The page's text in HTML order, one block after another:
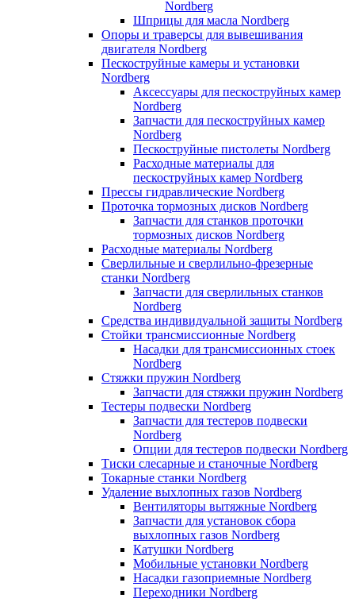
Nordberg
Шприцы для масла Nordberg
Опоры и траверсы для вывешивания
двигателя Nordberg
Пескоструйные камеры и установки
Nordberg
Аксессуары для пескоструйных камер
Nordberg
Запчасти для пескоструйных камер
Nordberg
Пескоструйные пистолеты Nordberg
Расходные материалы для
пескоструйных камер Nordberg
Прессы гидравлические Nordberg
Проточка тормозных дисков Nordberg
Запчасти для станков проточки
тормозных дисков Nordberg
Расходные материалы Nordberg
Сверлильные и сверлильно-фрезерные
станки Nordberg
Запчасти для сверлильных станков
Nordberg
Средства индивидуальной защиты Nordberg
Стойки трансмиссионные Nordberg
Насадки для трансмиссионных стоек
Nordberg
Стяжки пружин Nordberg
Запчасти для стяжки пружин Nordberg
Тестеры подвески Nordberg
Запчасти для тестеров подвески
Nordberg
Опции для тестеров подвески Nordberg
Тиски слесарные и станочные Nordberg
Токарные станки Nordberg
Удаление выхлопных газов Nordberg
Вентиляторы вытяжные Nordberg
Запчасти для установок сбора
выхлопных газов Nordberg
Катушки Nordberg
Мобильные установки Nordberg
Насадки газоприемные Nordberg
Переходники Nordberg